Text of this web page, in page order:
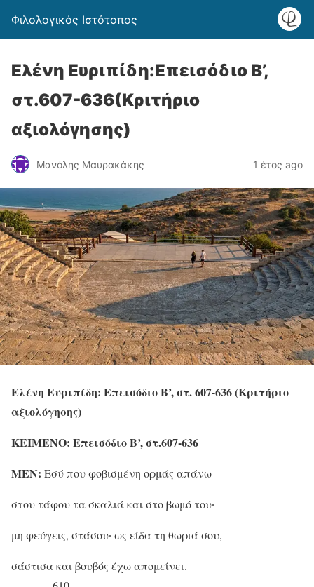
Φιλολογικός Ιστότοπος
Ελένη Ευριπίδη:Επεισόδιο Β’,
στ.607-636(Κριτήριο
αξιολόγησης)
Μανόλης Μαυρακάκης 1 έτος ago
Ελένη Ευριπίδη: Επεισόδιο Β’, στ. 607-636 (Κριτήριο
αξιολόγησης)
ΚΕΙΜΕΝΟ: Επεισόδιο Β’, στ.607-636
ΜΕΝ: Εσύ που φοβισμένη ορμάς απάνω
στου τάφου τα σκαλιά και στο βωμό του∙
μη φεύγεις, στάσου∙ ως είδα τη θωριά σου,
σάστισα και βουβός έχω απομείνει.